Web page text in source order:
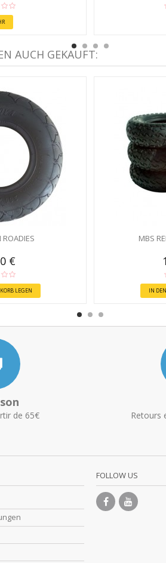
AUCH GEKAUFT:
ROADIES
€
LEGEN
MBS
IN
de 65€ Retours
FOLLOW US